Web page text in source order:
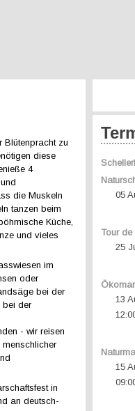
Blütenpracht zu
diese
4
die Muskeln
tanzen beim
Küche,
und vieles
im
oder
bei der
bei der
- wir reisen
in
an deutsch-
05
Tour de
25
13
15